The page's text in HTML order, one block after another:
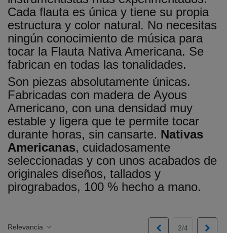
Cada flauta es única y tiene su propia
estructura y color natural. No necesitas
ningún conocimiento de música para
tocar la Flauta Nativa Americana. Se
fabrican en todas las tonalidades.
Son piezas absolutamente únicas.
Fabricadas con madera de Ayous
Americano, con una densidad muy
estable y ligera que te permite tocar
durante horas, sin cansarte. Nativas
Americanas, cuidadosamente
seleccionadas y con unos acabados de
originales diseños, tallados y
pirograbados, 100 % hecho a mano.
Relevancia Anterior
2/4